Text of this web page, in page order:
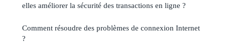
elles améliorer la sécurité des transactions en ligne ?
Comment résoudre des problèmes de connexion Internet
?